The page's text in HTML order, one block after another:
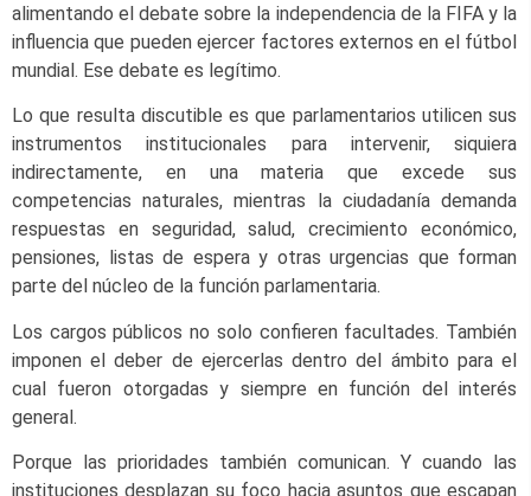
alimentando el debate sobre la independencia de la FIFA y la
influencia que pueden ejercer factores externos en el fútbol
mundial. Ese debate es legítimo.
Lo que resulta discutible es que parlamentarios utilicen sus
instrumentos institucionales para intervenir, siquiera
indirectamente, en una materia que excede sus
competencias naturales, mientras la ciudadanía demanda
respuestas en seguridad, salud, crecimiento económico,
pensiones, listas de espera y otras urgencias que forman
parte del núcleo de la función parlamentaria.
Los cargos públicos no solo confieren facultades. También
imponen el deber de ejercerlas dentro del ámbito para el
cual fueron otorgadas y siempre en función del interés
general.
Porque las prioridades también comunican. Y cuando las
instituciones desplazan su foco hacia asuntos que escapan